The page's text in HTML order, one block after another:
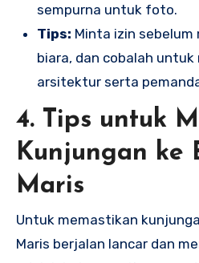
sempurna untuk foto.
Tips: Minta izin
biara, dan cobalah
arsitektur serta
4. Tips untuk
Kunjungan ke
Maris
Untuk memastikan
Maris berjalan lancar dan